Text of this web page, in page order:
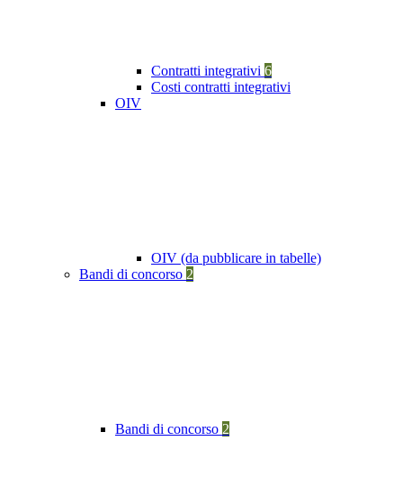
Contratti integrativi 6
Costi contratti integrativi
OIV
OIV (da pubblicare in tabelle)
Bandi di concorso 2
Bandi di concorso 2